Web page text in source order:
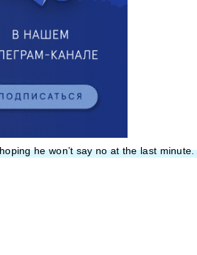
he won’t say no at the last